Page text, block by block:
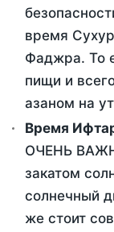
время
Фаджра. То
пищи и
азаном на
Время
ОЧЕНЬ
закатом
солнечный
же стоит